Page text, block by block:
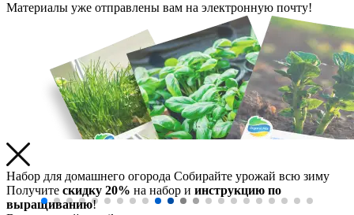
Материалы уже отправлены вам на электронную почту!
Набор для домашнего огорода Собирайте урожай всю зиму
Получите скидку 20% на набор и инструкцию по
выращиванию!